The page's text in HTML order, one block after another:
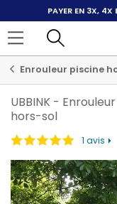
PAYER EN 3X, 4X
Enrouleur piscine
UBBINK -
hors-sol
1 avis